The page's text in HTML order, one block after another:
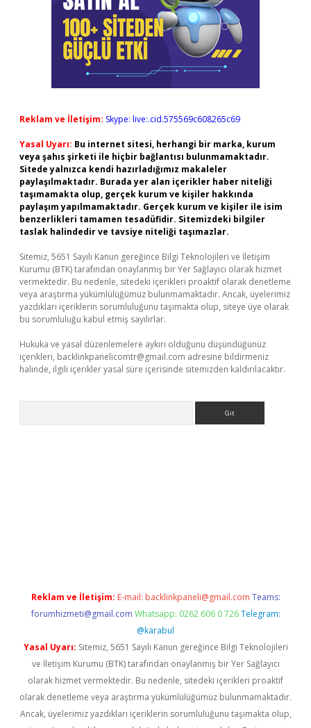
Reklam ve İletişim: Skype: live:.cid.575569c608265c69
Yasal Uyarı: Bu internet sitesi, herhangi bir marka, kurum
veya şahıs şirketi ile hiçbir bağlantısı bulunmamaktadır.
Sitede yalnızca kendi hazırladığımız makaleler
paylaşılmaktadır. Burada yer alan içerikler haber niteliği
taşımamakta olup, gerçek kurum ve kişiler hakkında
paylaşım yapılmamaktadır. Gerçek kurum ve kişiler ile isim
benzerlikleri tamamen tesadüfidir. Sitemizdeki bilgiler
taslak halindedir ve tavsiye niteliği taşımazlar.
Sitemiz, 5651 Sayılı Kanun gereğince Bilgi Teknolojileri ve İletişim
Kurumu (BTK) tarafından onaylanmış bir Yer Sağlayıcı olarak hizmet
vermektedir. Bu nedenle, sitedeki içerikleri proaktif olarak denetleme
veya araştırma yükümlülüğümüz bulunmamaktadır. Ancak, üyelerimiz
yazdıkları içeriklerin sorumluluğunu taşımakta olup, siteye üye olarak
bu sorumluluğu kabul etmiş sayılırlar.
Hukuka ve yasal düzenlemelere aykırı olduğunu düşündüğünüz
içerikleri, backlinkpanelicomtr@gmail.com adresine bildirmeniz
halinde, ilgili içerikler yasal süre içerisinde sitemizden kaldırılacaktır.
Reklam ve İletişim: E-mail: backlinkpaneli@gmail.com Teams:
forumhizmeti@gmail.com Whatsapp: 0262 606 0 726 Telegram:
@karabul
Yasal Uyarı: Sitemiz, 5651 Sayılı Kanun gereğince Bilgi Teknolojileri
ve İletişim Kurumu (BTK) tarafından onaylanmış bir Yer Sağlayıcı
olarak hizmet vermektedir. Bu nedenle, sitedeki içerikleri proaktif
olarak denetleme veya araştırma yükümlülüğümüz bulunmamaktadır.
Ancak, üyelerimiz yazdıkları içeriklerin sorumluluğunu taşımakta olup,